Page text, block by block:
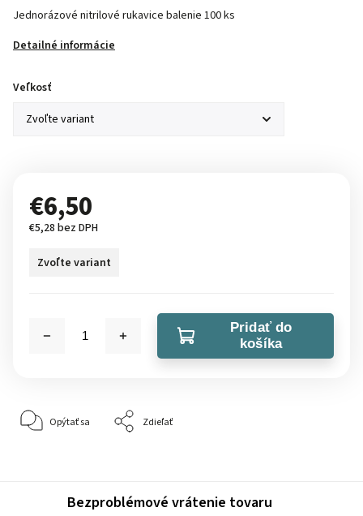
Jednorázové nitrilové rukavice balenie 100 ks
Detailné informácie
Veľkosť
€6,50
€5,28 bez DPH
Zvoľte variant
Pridať do
košíka
Opýtať sa Zdieľať
Bezproblémové vrátenie tovaru